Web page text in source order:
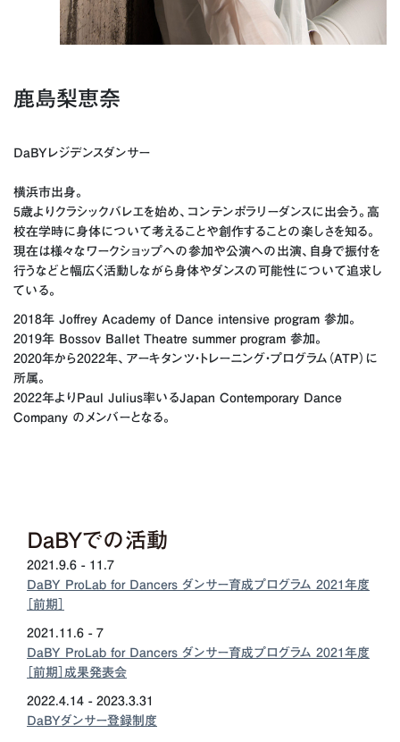
鹿島梨恵奈
DaBYレジデンスダンサー
横浜市出身。
5歳よりクラシックバレエを始め、コンテンポラリーダンスに出会う。高
校在学時に身体について考えることや創作することの楽しさを知る。
現在は様々なワークショップへの参加や公演への出演、自身で振付を
行うなどと幅広く活動しながら身体やダンスの可能性について追求し
ている。
2018年 Joffrey Academy of Dance intensive program 参加。
2019年 Bossov Ballet Theatre summer program 参加。
2020年から2022年、アーキタンツ・トレーニング・プログラム（ATP）に
所属。
2022年よりPaul Julius率いるJapan Contemporary Dance
Company のメンバーとなる。
DaBYでの活動
2021.9.6 - 11.7
DaBY ProLab for Dancers ダンサー育成プログラム 2021年度
［前期］
2021.11.6 - 7
DaBY ProLab for Dancers ダンサー育成プログラム 2021年度
［前期］成果発表会
2022.4.14 - 2023.3.31
DaBYダンサー登録制度